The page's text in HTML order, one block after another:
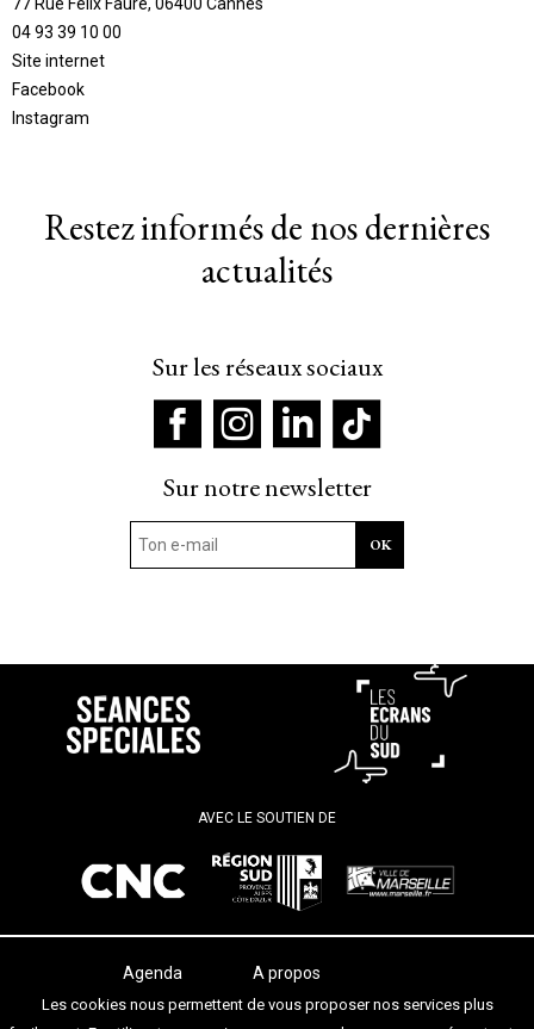
04 93 39 10 00
Site internet
Facebook
Instagram
Restez informés de nos dernières
actualités
Sur les réseaux sociaux
Sur notre newsletter
AVEC LE SOUTIEN DE
Agenda
Les salles
Les festivals
A propos
Termes et conditions
Les cookies nous permettent de vous proposer nos services plus